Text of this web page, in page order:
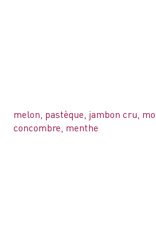
melon, pastèque, jambon cru,
concombre, menthe